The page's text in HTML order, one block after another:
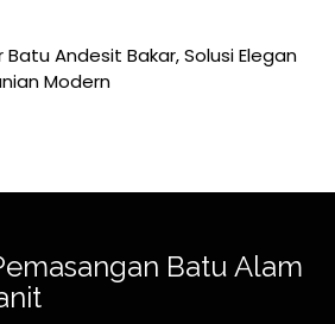
Batu Andesit Bakar, Solusi Elegan
Modern
Batu Alam